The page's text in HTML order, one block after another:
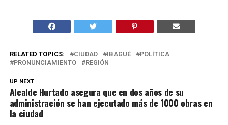
RELATED TOPICS: CIUDAD IBAGUÉ
POLÍTICA
PRONUNCIAMIENTO
REGIÓN
UP NEXT
Alcalde Hurtado asegura que en dos años de su
administración se han ejecutado más de 1000 obras en
la ciudad